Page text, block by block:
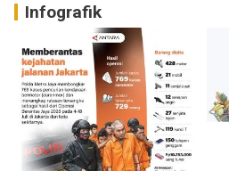
Infografik